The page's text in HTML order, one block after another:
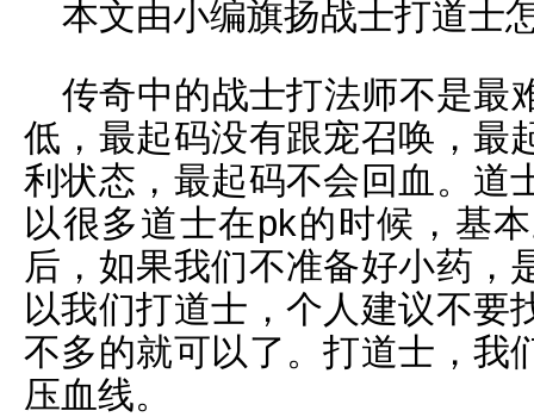
本文由小编旗扬战士打道士
传奇中的战士打法师不是最
低，最起码没有跟宠召唤，最
利状态，最起码不会回血。道
以很多道士在pk的时候，基
后，如果我们不准备好小药，
以我们打道士，个人建议不要
不多的就可以了。打道士，我
压血线。